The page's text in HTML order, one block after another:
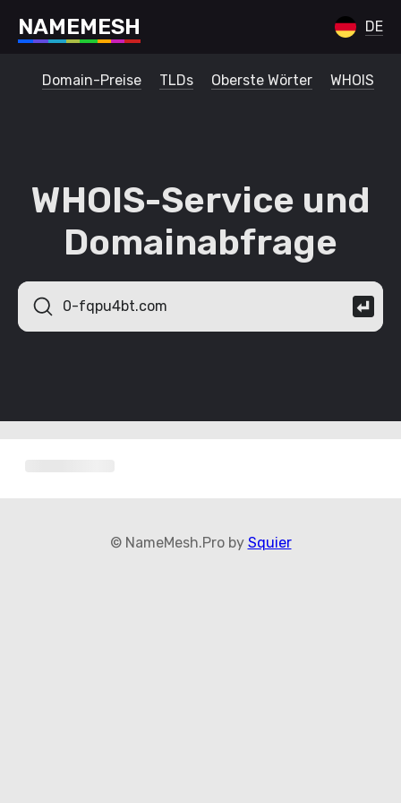
NAMEMESH DE
Domain-Preise TLDs Oberste Wörter WHOIS
WHOIS-Service und
Domainabfrage
© NameMesh.Pro by Squier